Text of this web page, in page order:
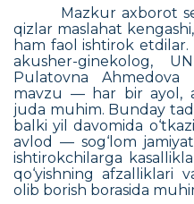
Mazkur axborot
qizlar maslahat
ham faol ishtirok
akusher-ginekolog,
Pulatovna
mavzu — har bir ayol,
juda muhim. Bunday
balki yil davomida
avlod — sog‘lom
ishtirokchilarga
qo‘yishning afzalliklari
olib borish borasida